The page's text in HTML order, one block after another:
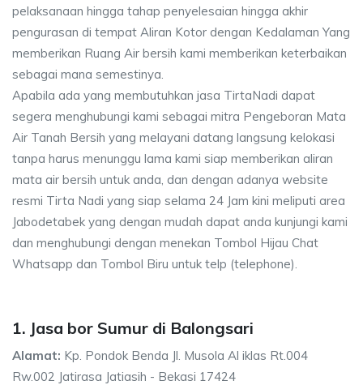
pelaksanaan hingga tahap penyelesaian hingga akhir
pengurasan di tempat Aliran Kotor dengan Kedalaman Yang
memberikan Ruang Air bersih kami memberikan keterbaikan
sebagai mana semestinya.
Apabila ada yang membutuhkan jasa TirtaNadi dapat
segera menghubungi kami sebagai mitra Pengeboran Mata
Air Tanah Bersih yang melayani datang langsung kelokasi
tanpa harus menunggu lama kami siap memberikan aliran
mata air bersih untuk anda, dan dengan adanya website
resmi Tirta Nadi yang siap selama 24 Jam kini meliputi area
Jabodetabek yang dengan mudah dapat anda kunjungi kami
dan menghubungi dengan menekan Tombol Hijau Chat
Whatsapp dan Tombol Biru untuk telp (telephone).
1. Jasa bor Sumur di Balongsari
Alamat: Kp. Pondok Benda Jl. Musola Al iklas Rt.004
Rw.002 Jatirasa Jatiasih - Bekasi 17424